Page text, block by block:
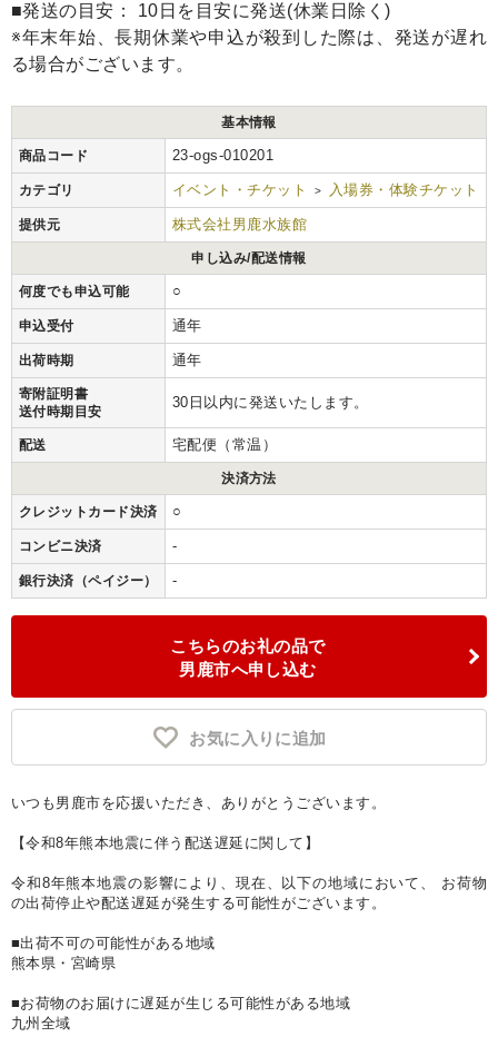
■発送の目安： 10日を目安に発送(休業日除く)
※年末年始、長期休業や申込が殺到した際は、発送が遅れ
る場合がございます。
基本情報
商品コード 23-ogs-010201
カテゴリ イベント・チケット > 入場券・体験チケット
提供元 株式会社男鹿水族館
申し込み/配送情報
何度でも申込可能 ○
申込受付 通年
出荷時期 通年
寄附証明書
送付時期目安
30日以内に発送いたします。
配送 宅配便（常温）
決済方法
クレジットカード決済 ○
コンビニ決済 -
銀行決済（ペイジー） -
こちらのお礼の品で
男鹿市へ申し込む
お気に入りに追加
いつも男鹿市を応援いただき、ありがとうございます。
【令和8年熊本地震に伴う配送遅延に関して】
令和8年熊本地震の影響により、現在、以下の地域において、 お荷物
の出荷停止や配送遅延が発生する可能性がございます。
■出荷不可の可能性がある地域
熊本県・宮崎県
■お荷物のお届けに遅延が生じる可能性がある地域
九州全域